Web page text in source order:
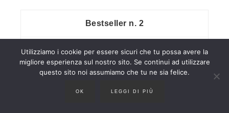
2
Utilizziamo i cookie per essere sicuri che tu possa avere la
migliore esperienza sul nostro sito. Se continui ad utilizzare
questo sito noi assumiamo che tu ne sia felice.
OK LEGGI DI PIÙ